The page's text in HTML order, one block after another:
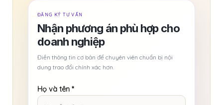
ĐĂNG KÝ TƯ VẤN
Nhận phương án phù hợp cho
doanh nghiệp
Điền thông tin cơ bản để chuyên viên chuẩn bị nội
dung trao đổi chính xác hơn.
Họ và tên *